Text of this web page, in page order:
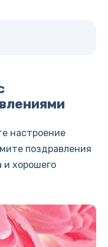
настроение
поздравления
и хорошего